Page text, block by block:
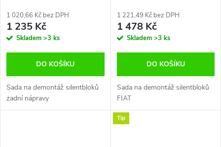
1 020,66 Kč bez DPH
1 235 Kč
Skladem >3 ks
DO KOŠÍKU
Sada na demontáž silentbloků
zadní nápravy
1 221,49 Kč bez DPH
1 478 Kč
Skladem >3 ks
DO KOŠÍKU
Sada na demontáž silentbloků
FIAT
Tip